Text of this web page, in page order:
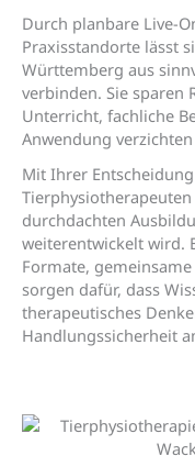
Durch planbare Live-
Praxisstandorte lässt
Württemberg aus
verbinden. Sie sparen
Unterricht, fachliche
Anwendung
Mit Ihrer
Tierphysiotherapeuten
durchdachten
weiterentwickelt wird.
Formate,
sorgen dafür, dass
therapeutisches
Handlungssicherheit